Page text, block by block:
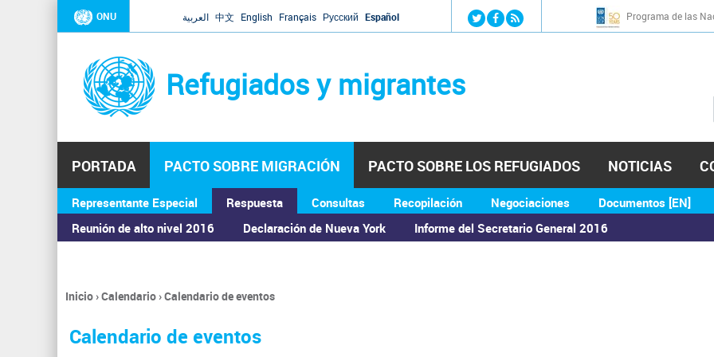
Jump to navigation
ONU العربية 中文 English Français Русский Español Programa de las
Refugiados y migrantes
PORTADA PACTO SOBRE MIGRACIÓN
Representante Especial
Respuesta
Reunión de alto nivel 2016
Declaración de Nueva York Informe del Secretario General 2016
Consultas Recopilación Negociaciones Documentos [EN]
PACTO SOBRE LOS REFUGIADOS NOTICIAS
ASAMBLEA GENERAL
Se
encuentra
usted
Inicio›Calendario›Calendario de eventos
Calendario de eventos